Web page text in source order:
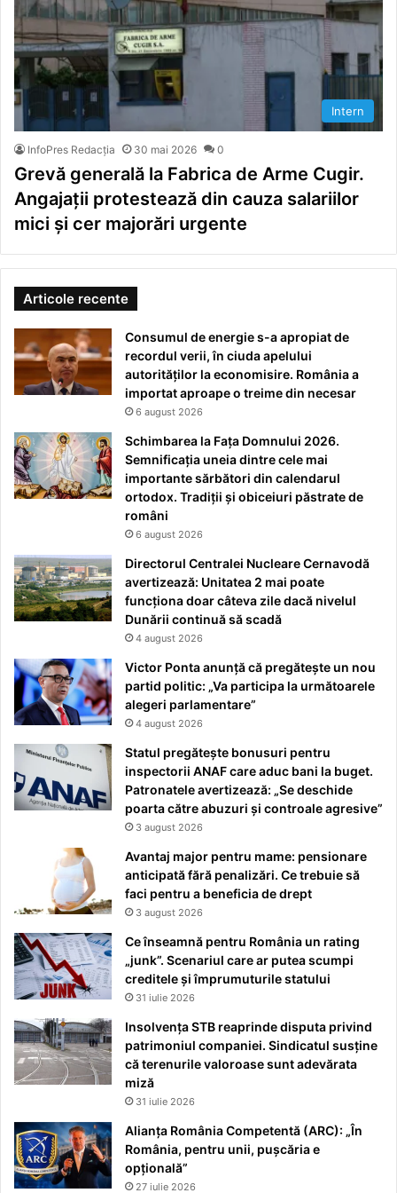
Intern
InfoPres Redacția 30 mai 2026 0
Grevă generală la Fabrica de Arme Cugir.
Angajații protestează din cauza salariilor
mici și cer majorări urgente
Articole recente
Consumul de energie s-a apropiat de
recordul verii, în ciuda apelului
autorităților la economisire. România a
importat aproape o treime din necesar
6 august 2026
Schimbarea la Fața Domnului 2026.
Semnificația uneia dintre cele mai
importante sărbători din calendarul
ortodox. Tradiții și obiceiuri păstrate de
români
6 august 2026
Directorul Centralei Nucleare Cernavodă
avertizează: Unitatea 2 mai poate
funcționa doar câteva zile dacă nivelul
Dunării continuă să scadă
4 august 2026
Victor Ponta anunță că pregătește un nou
partid politic: „Va participa la următoarele
alegeri parlamentare”
4 august 2026
Statul pregătește bonusuri pentru
inspectorii ANAF care aduc bani la buget.
Patronatele avertizează: „Se deschide
poarta către abuzuri și controale agresive”
3 august 2026
Avantaj major pentru mame: pensionare
anticipată fără penalizări. Ce trebuie să
faci pentru a beneficia de drept
3 august 2026
Ce înseamnă pentru România un rating
„junk”. Scenariul care ar putea scumpi
creditele și împrumuturile statului
31 iulie 2026
Insolvența STB reaprinde disputa privind
patrimoniul companiei. Sindicatul susține
că terenurile valoroase sunt adevărata
miză
31 iulie 2026
Alianța România Competentă (ARC): „În
România, pentru unii, pușcăria e
opțională”
27 iulie 2026